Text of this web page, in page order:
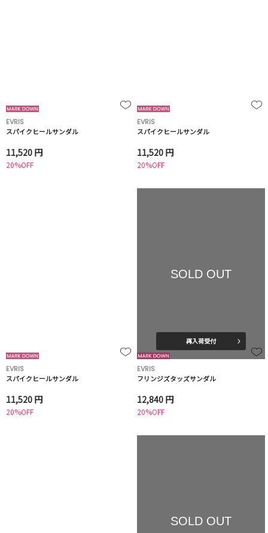
EVRIS
スパイクヒールサンダル
11,520 円
20%OFF
EVRIS
スパイクヒールサンダル
11,520 円
20%OFF
EVRIS
スパイクヒールサンダル
11,520 円
20%OFF
SOLD OUT
再入荷受付
EVRIS
フリンジズタッズサンダル
12,840 円
20%OFF
SOLD OUT